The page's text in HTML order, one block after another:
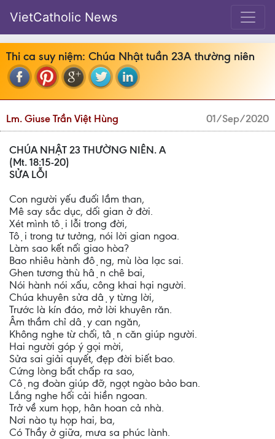
VietCatholic News
Thi ca suy niệm: Chúa Nhật tuần 23A thường niên
Lm. Giuse Trần Việt Hùng 01/Sep/2020
CHÚA NHẬT 23 THƯỜNG NIÊN. A
(Mt. 18:15-20)
SỬA LỖI
Con người yếu đuối lầm than,
Mê say sắc dục, dối gian ở đời.
Xét mình tội lỗi trong đời,
Tội trong tư tưởng, nói lời gian ngoa.
Làm sao kết nối giao hòa?
Bao nhiêu hành động, mù lòa lạc sai.
Ghen tương thù hận chê bai,
Nói hành nói xấu, công khai hại người.
Chúa khuyên sửa dậy từng lời,
Trước là kín đáo, mở lời khuyên răn.
Âm thầm chỉ dậy can ngăn,
Không nghe từ chối, tận căn giúp người.
Hai người góp ý gọi mời,
Sửa sai giải quyết, đẹp đời biết bao.
Cứng lòng bất chấp ra sao,
Cộng đoàn giúp đỡ, ngọt ngào bảo ban.
Lắng nghe hối cải hiền ngoan.
Trở về xum họp, hân hoan cả nhà.
Nơi nào tụ họp hai, ba,
Có Thầy ở giữa, mưa sa phúc lành.